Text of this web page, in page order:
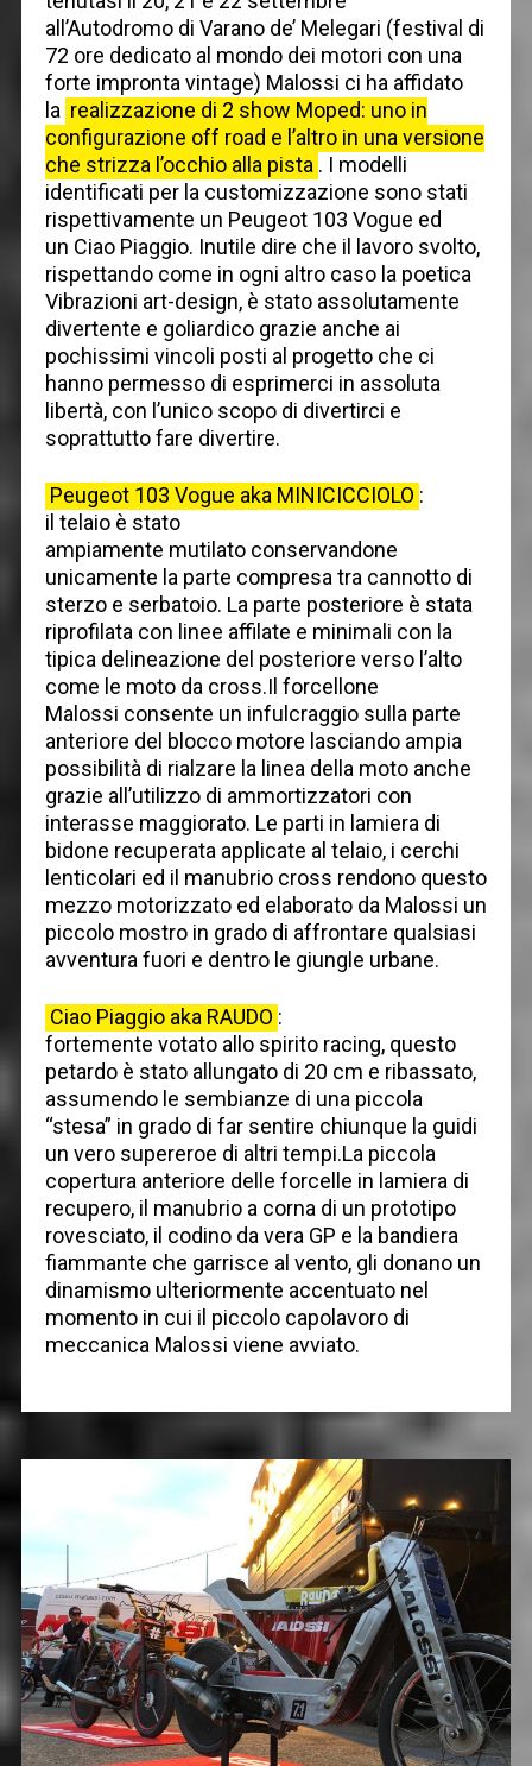
all’Autodromo di Varano de’ Melegari (festival di
72 ore dedicato al mondo dei motori con una
forte impronta vintage) Malossi ci ha affidato
la realizzazione di 2 show Moped: uno in
configurazione off road e l’altro in una versione
che strizza l’occhio alla pista . I modelli
identificati per la customizzazione sono stati
rispettivamente un Peugeot 103 Vogue ed
un Ciao Piaggio. Inutile dire che il lavoro svolto,
rispettando come in ogni altro caso la poetica
Vibrazioni art-design, è stato assolutamente
divertente e goliardico grazie anche ai
pochissimi vincoli posti al progetto che ci
hanno permesso di esprimerci in assoluta
libertà, con l’unico scopo di divertirci e
soprattutto fare divertire.
Peugeot 103 Vogue aka MINICICCIOLO :
il telaio è stato
ampiamente mutilato conservandone
unicamente la parte compresa tra cannotto di
sterzo e serbatoio. La parte posteriore è stata
riprofilata con linee affilate e minimali con la
tipica delineazione del posteriore verso l’alto
come le moto da cross.Il forcellone
Malossi consente un infulcraggio sulla parte
anteriore del blocco motore lasciando ampia
possibilità di rialzare la linea della moto anche
grazie all’utilizzo di ammortizzatori con
interasse maggiorato. Le parti in lamiera di
bidone recuperata applicate al telaio, i cerchi
lenticolari ed il manubrio cross rendono questo
mezzo motorizzato ed elaborato da Malossi un
piccolo mostro in grado di affrontare qualsiasi
avventura fuori e dentro le giungle urbane.
Ciao Piaggio aka RAUDO :
fortemente votato allo spirito racing, questo
petardo è stato allungato di 20 cm e ribassato,
assumendo le sembianze di una piccola
“stesa” in grado di far sentire chiunque la guidi
un vero supereroe di altri tempi.La piccola
copertura anteriore delle forcelle in lamiera di
recupero, il manubrio a corna di un prototipo
rovesciato, il codino da vera GP e la bandiera
fiammante che garrisce al vento, gli donano un
dinamismo ulteriormente accentuato nel
momento in cui il piccolo capolavoro di
meccanica Malossi viene avviato.